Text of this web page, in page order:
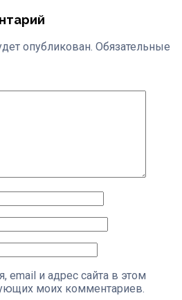
опубликован. Обязательные
email и адрес сайта в этом
моих комментариев.